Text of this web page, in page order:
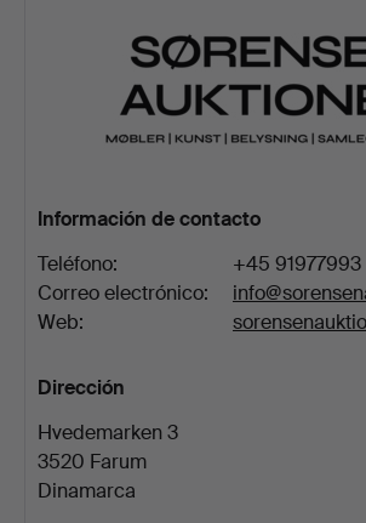
Auktioner
Información de contacto
Teléfono:
+45 91977993
Correo electrónico:
Web:
Dirección
Hvedemarken 3
3520 Farum
Dinamarca